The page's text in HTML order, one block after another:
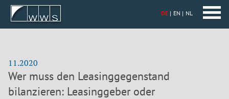
DE EN NL
11.2020
Wer muss den Leasinggegenstand
bilanzieren: Leasinggeber oder